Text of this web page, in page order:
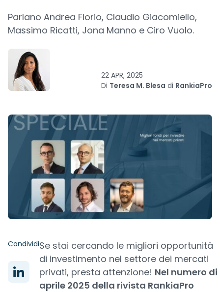
Parlano Andrea Florio, Claudio Giacomiello,
Massimo Ricatti, Jona Manno e Ciro Vuolo.
22 APR, 2025
Di Teresa M. Blesa di RankiaPro
CondividiSe stai cercando le migliori opportunità
di investimento nel settore dei mercati
privati, presta attenzione! Nel numero di
aprile 2025 della rivista RankiaPro